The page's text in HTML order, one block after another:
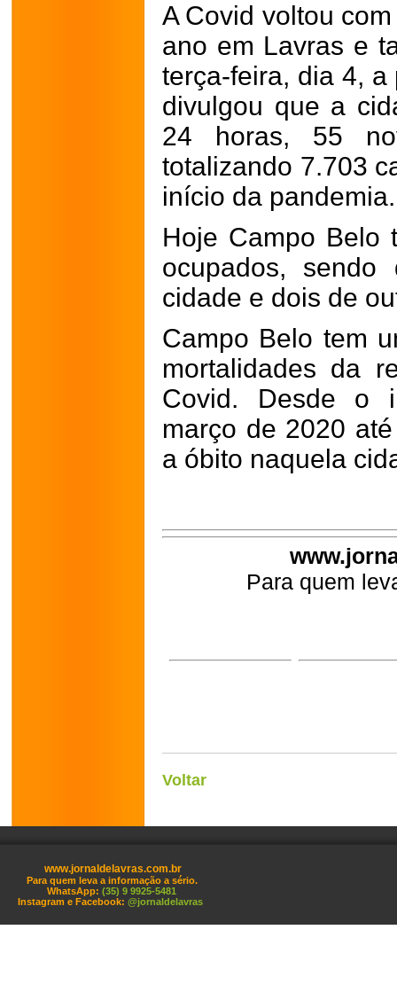
A Covid voltou
ano em Lavras e
terça-feira, dia 4,
divulgou que a
24 horas, 55
totalizando 7.703
início da pandemia.
Hoje Campo Belo
ocupados, sendo
cidade e dois de
Campo Belo tem
mortalidades da
Covid. Desde o
março de 2020
a óbito naquela
Para quem
Voltar
www.jornaldelavras.com.br
Para quem leva a informação a sério.
WhatsApp: (35) 9 9925-5481
Instagram e Facebook: @jornaldelavras